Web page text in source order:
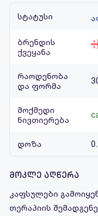
სტატუსი
ბრენდის
ქვეყანა
რაოდენობა
და ფორმა
მოქმედი
ნივთიერება
დოზა
მოკლე აღწერა
კაფსულები
თერაპიის